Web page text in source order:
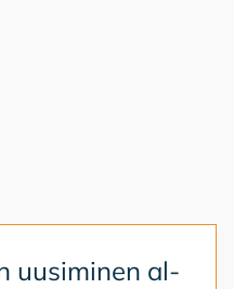
uusi­mi­nen al­